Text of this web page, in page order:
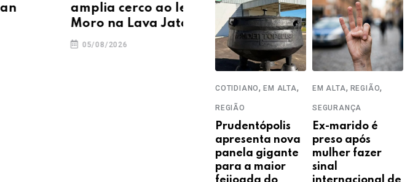
amplia cerco ao legado de
Moro na Lava Jato
3,3 milhões para
Prudentópolis
04/08/2026
COTIDIANO,EM ALTA,
REGIÃO
Prudentópolis
apresenta nova
panela gigante
para a maior
EM ALTA, REGIÃO,
SEGURANÇA
Ex-marido é
preso após
mulher fazer
sinal